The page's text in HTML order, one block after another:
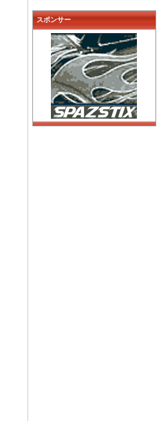
スポンサー